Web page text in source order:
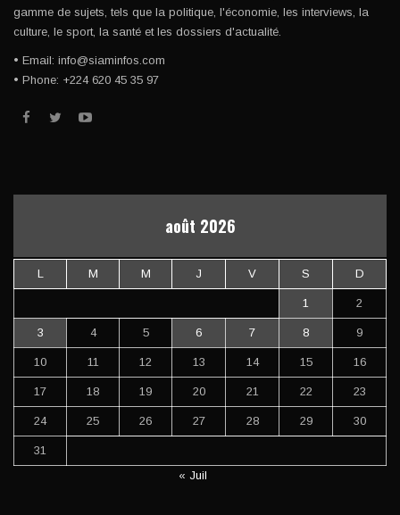
gamme de sujets, tels que la politique, l'économie, les interviews, la
culture, le sport, la santé et les dossiers d'actualité.
• Email: info@siaminfos.com
• Phone: +224 620 45 35 97
août 2026
L M M J V S D
1 2
3 4 5 6 7 8 9
10 11 12 13 14 15 16
17 18 19 20 21 22 23
24 25 26 27 28 29 30
31
« Juil